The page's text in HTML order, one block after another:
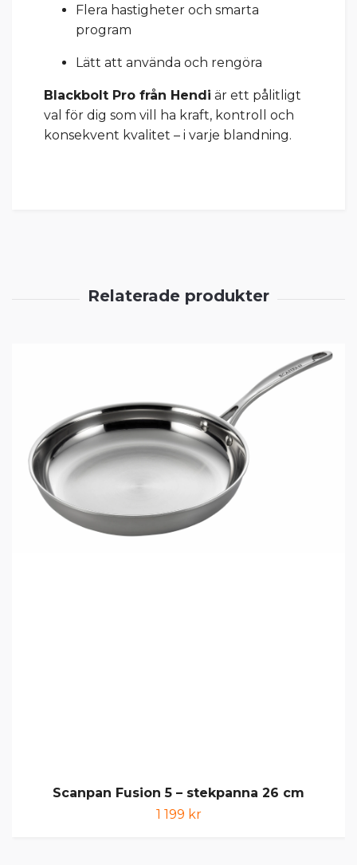
Flera hastigheter och smarta
program
Lätt att använda och rengöra
Blackbolt Pro från Hendi är ett pålitligt
val för dig som vill ha kraft, kontroll och
konsekvent kvalitet – i varje blandning.
Scanpan Fusion 5 – stekpanna 26 cm
1 199 kr